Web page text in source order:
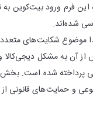
فرم ورود بیت‌کوین به
شده‌اند.
موضوع شکایت‌های
آن به مشکل دیجی‌کالا
پرداخته شده است.
و حمایت‌های قانونی از